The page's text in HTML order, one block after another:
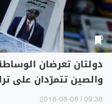
دولتان تعرضان
والصين تتمرّدان على
09:38 | 2018-08-08